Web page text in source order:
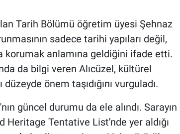
Tarih Bölümü öğretim üyesi Şehnaz
sadece tarihi yapıları değil,
korumak anlamına geldiğini ifade etti.
da bilgi veren Alıcüzel, kültürel
önem taşıdığını vurguladı.
güncel durumu da ele alındı. Sarayın
Heritage Tentative List'nde yer aldığı